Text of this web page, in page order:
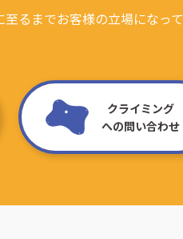
るまでお客様の立場になって
クライミング
への問い合わせ